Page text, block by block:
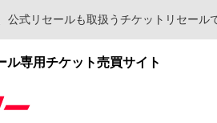
式リセールも取扱うチケットリセー
ル専用チケット売買サイト